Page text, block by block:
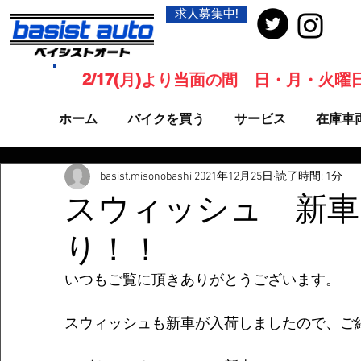
求人募集中!
ホーム バイクを買う サービス 在庫車
2/17(月)より当面の間 日・月・火曜
スウィッシュ 新車
り！！
basist.misonobashi 2021年12月25日 読了時間: 1分
いつもご覧に頂きありがとうございます。
スウィッシュも新車が入荷しましたので、